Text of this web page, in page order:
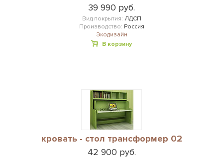
39 990 руб.
Вид покрытия: ЛДСП
Производство: Россия
Экодизайн
В корзину
кровать - стол трансформер 02
42 900 руб.